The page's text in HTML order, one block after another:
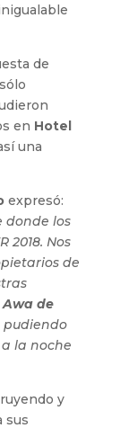
de
en Hotel
una
expresó:
donde los
2018. Nos
de
Awa de
pudiendo
la noche
y
sus